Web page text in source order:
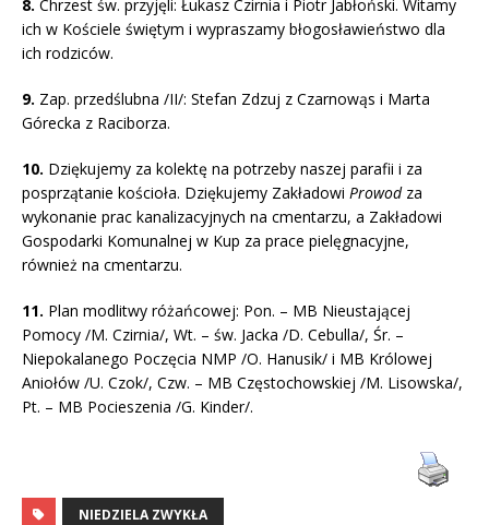
8. Chrzest św. przyjęli: Łukasz Czirnia i Piotr Jabłoński. Witamy
ich w Kościele świętym i wypraszamy błogosławieństwo dla
ich rodziców.
9. Zap. przedślubna /II/: Stefan Zdzuj z Czarnowąs i Marta
Górecka z Raciborza.
10. Dziękujemy za kolektę na potrzeby naszej parafii i za
posprzątanie kościoła. Dziękujemy Zakładowi Prowod za
wykonanie prac kanalizacyjnych na cmentarzu, a Zakładowi
Gospodarki Komunalnej w Kup za prace pielęgnacyjne,
również na cmentarzu.
11. Plan modlitwy różańcowej: Pon. – MB Nieustającej
Pomocy /M. Czirnia/, Wt. – św. Jacka /D. Cebulla/, Śr. –
Niepokalanego Poczęcia NMP /O. Hanusik/ i MB Królowej
Aniołów /U. Czok/, Czw. – MB Częstochowskiej /M. Lisowska/,
Pt. – MB Pocieszenia /G. Kinder/.
NIEDZIELA ZWYKŁA